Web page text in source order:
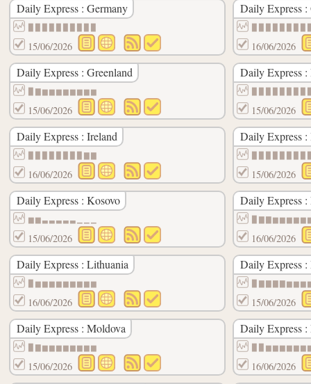
Daily Express : Germany
15/06/2026
Daily Express :
16/06/2026
Daily Express : Greenland
▉▇▆▆▆▆▆▆▆▆
15/06/2026
Daily Express :
15/06/2026
Daily Express : Ireland
▉▉▉▉▉▉▉▉▇▇
16/06/2026
Daily Express :
15/06/2026
Daily Express : Kosovo
▆▆▃▃▃▃▃▁▁▁
15/06/2026
Daily Express
16/06/2026
Daily Express : Lithuania
▉▆▆▆▆▆▆▆▆▆
16/06/2026
Daily Express :
15/06/2026
Daily Express : Moldova
▉▇▆▆▆▆▆▆▆▆
15/06/2026
Daily Express :
16/06/2026